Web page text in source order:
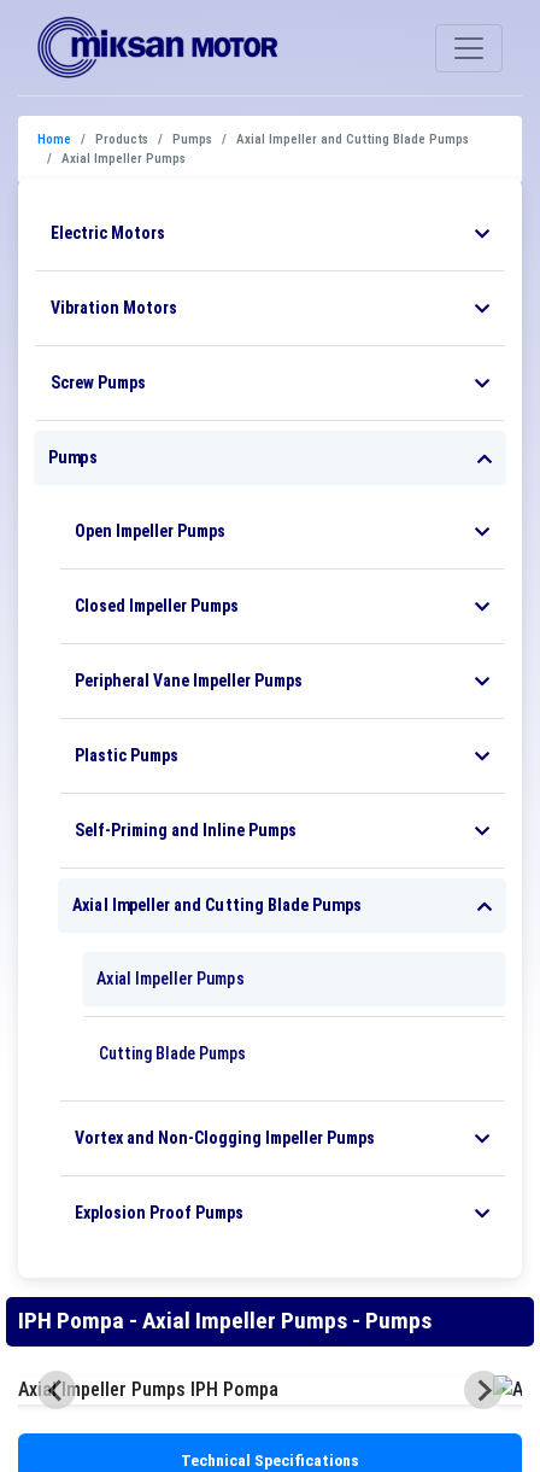
Home Products Pumps
Axial Impeller and Cutting Blade Pumps
Axial Impeller Pumps
Electric Motors
Vibration Motors
Screw Pumps
Pumps
Open Impeller Pumps
Closed Impeller Pumps
Peripheral Vane Impeller Pumps
Plastic Pumps
Self-Priming and Inline Pumps
Axial Impeller and Cutting Blade Pumps
Axial Impeller Pumps
Cutting Blade Pumps
Vortex and Non-Clogging Impeller Pumps
Explosion Proof Pumps
IPH Pompa - Axial Impeller Pumps - Pumps
Technical Specifications